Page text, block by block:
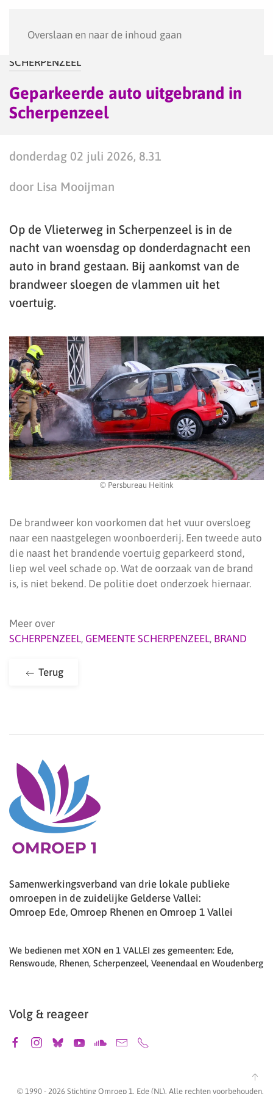
Overslaan en naar de inhoud gaan
SCHERPENZEEL
Geparkeerde auto uitgebrand in
Scherpenzeel
donderdag 02 juli 2026, 8.31
door Lisa Mooijman
Op de Vlieterweg in Scherpenzeel is in de
nacht van woensdag op donderdagnacht een
auto in brand gestaan. Bij aankomst van de
brandweer sloegen de vlammen uit het
voertuig.
© Persbureau Heitink
De brandweer kon voorkomen dat het vuur oversloeg
naar een naastgelegen woonboerderij. Een tweede auto
die naast het brandende voertuig geparkeerd stond,
liep wel veel schade op. Wat de oorzaak van de brand
is, is niet bekend. De politie doet onderzoek hiernaar.
Meer over
SCHERPENZEEL, GEMEENTE SCHERPENZEEL, BRAND
Terug
Samenwerkingsverband van drie lokale publieke
omroepen in de zuidelijke Gelderse Vallei:
Omroep Ede, Omroep Rhenen en Omroep 1 Vallei
We bedienen met XON en 1 VALLEI zes gemeenten: Ede,
Renswoude, Rhenen, Scherpenzeel, Veenendaal en Woudenberg
Volg & reageer
© 1990 - 2026 Stichting Omroep 1, Ede (NL). Alle rechten voorbehouden.